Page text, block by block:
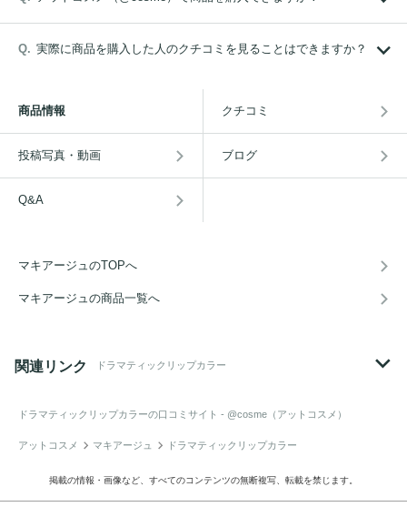
実際に商品を購入した人のクチコミを見ることはできますか？
商品情報 クチコミ
投稿写真・動画 ブログ
Q&A
マキアージュのTOPへ
マキアージュの商品一覧へ
関連リンク ドラマティックリップカラー
ドラマティックリップカラーの口コミサイト - @cosme（アットコスメ）
アットコスメ マキアージュ ドラマティックリップカラー
掲載の情報・画像など、すべてのコンテンツの無断複写、転載を禁じます。